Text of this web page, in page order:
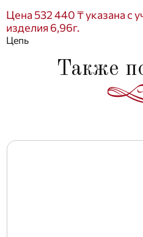
Цена 532 440 ₸ указана с
изделия 6,96г.
Цепь
Также